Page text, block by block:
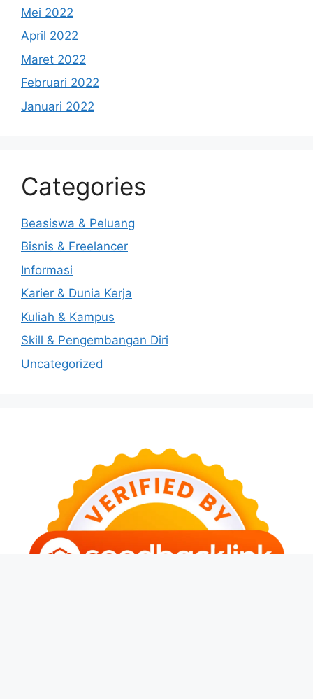
Mei 2022
April 2022
Maret 2022
Februari 2022
Januari 2022
Categories
Beasiswa & Peluang
Bisnis & Freelancer
Informasi
Karier & Dunia Kerja
Kuliah & Kampus
Skill & Pengembangan Diri
Uncategorized